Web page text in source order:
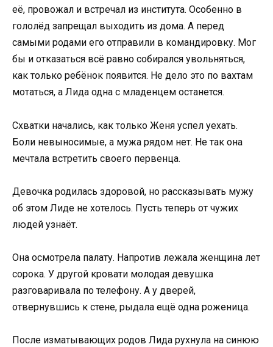
её, провожал и встречал из института. Особенно в
гололёд запрещал выходить из дома. А перед
самыми родами его отправили в командировку. Мог
бы и отказаться всё равно собирался увольняться,
как только ребёнок появится. Не дело это по вахтам
мотаться, а Лида одна с младенцем останется.
Схватки начались, как только Женя успел уехать.
Боли невыносимые, а мужа рядом нет. Не так она
мечтала встретить своего первенца.
Девочка родилась здоровой, но рассказывать мужу
об этом Лиде не хотелось. Пусть теперь от чужих
людей узнаёт.
Она осмотрела палату. Напротив лежала женщина лет
сорока. У другой кровати молодая девушка
разговаривала по телефону. А у дверей,
отвернувшись к стене, рыдала ещё одна роженица.
После изматывающих родов Лида рухнула на синюю